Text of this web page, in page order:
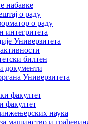
набавке
о раду
о раду
интегритета
Универзитета
билтен
документи
Универзитета
факултет
факултет
наука
машинство и